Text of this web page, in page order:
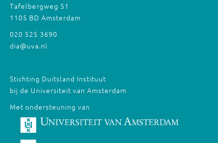
Tafelbergweg 51
1105 BD Amsterdam
020 525 3690
dia@uva.nl
Stichting Duitsland Instituut
bij de Universiteit van Amsterdam
Met ondersteuning van